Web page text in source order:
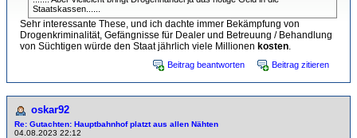
Staatskassen......
Sehr interessante These, und ich dachte immer Bekämpfung von
Drogenkriminalität, Gefängnisse für Dealer und Betreuung / Behandlung
von Süchtigen würde den Staat jährlich viele Millionen kosten.
Beitrag beantworten Beitrag zitieren
oskar92
Re: Gutachten: Hauptbahnhof platzt aus allen Nähten
04.08.2023 22:12